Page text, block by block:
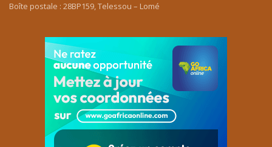
Boîte postale : 28BP159, Telessou – Lomé